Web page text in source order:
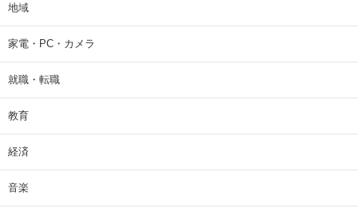
地域
家電・PC・カメラ
就職・転職
教育
経済
音楽